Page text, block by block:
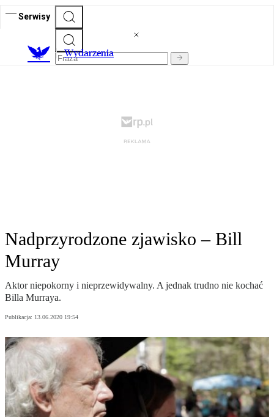
Serwisy
Wydarzenia
Nadprzyrodzone zjawisko – Bill
Murray
Aktor niepokorny i nieprzewidywalny. A jednak trudno nie kochać
Billa Murraya.
Publikacja: 13.06.2020 19:54